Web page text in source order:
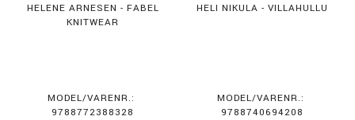
HELENE ARNESEN - FABEL
KNITWEAR
MODEL/VARENR.:
9788772388328
HELI NIKULA - VILLAHULLU
MODEL/VARENR.:
9788740694208